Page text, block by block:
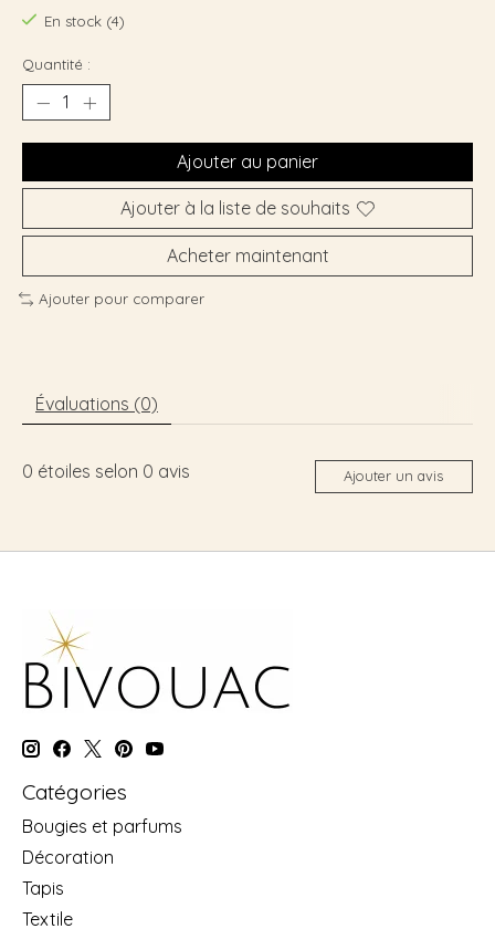
En stock (4)
Quantité :
Ajouter au panier
Ajouter à la liste de souhaits
Acheter maintenant
Ajouter pour comparer
Évaluations (0)
0 étoiles selon 0 avis Ajouter un avis
Catégories
Bougies et parfums
Décoration
Tapis
Textile